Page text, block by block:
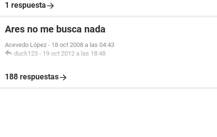
1 respuesta
Ares no me busca nada
Acevedo López - 18 oct 2008 a las 04:43
duck123 - 19 oct 2012 a las 18:48
188 respuestas